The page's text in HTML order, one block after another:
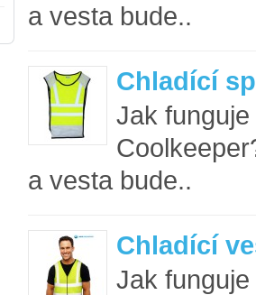
a vesta bude..
Chladící
Jak
a vesta bude..
Chladící
Jak